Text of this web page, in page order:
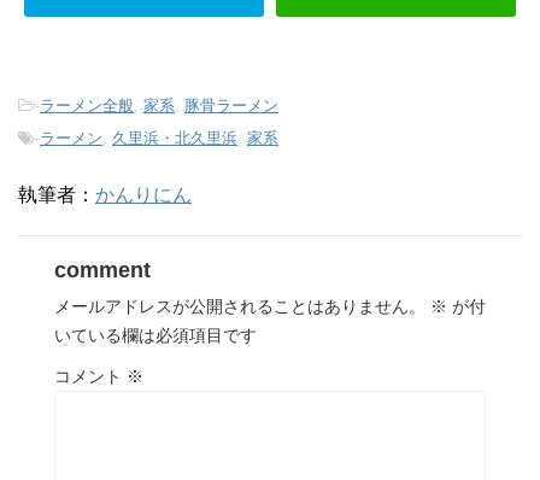
-ラーメン全般 家系
豚骨ラーメン
-ラーメン 久里浜・北久里浜 家系
執筆者： かんりにん
comment
メールアドレスが公開されることはありません。 ※ が付
いている欄は必須項目です
コメント ※